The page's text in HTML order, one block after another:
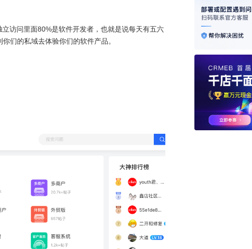
访问里面80%是软件开发者，也就是说每天有五六
们的私域去体验你们的软件产品。